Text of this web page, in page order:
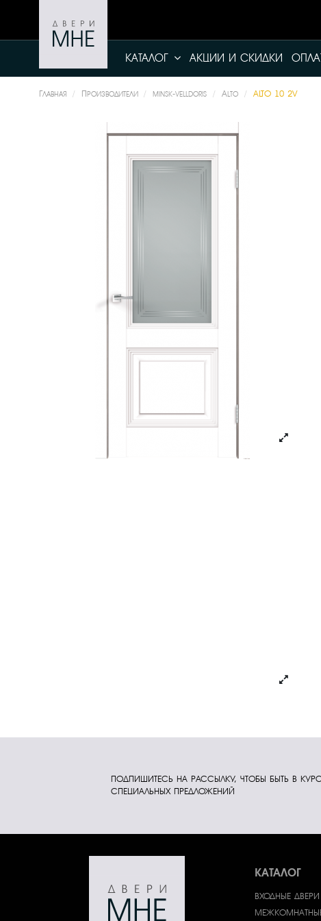
КАТАЛОГ АКЦИИ И СКИДКИ
Главная Производители minsk-velldoris Alto ALTO 10 2V
ПОДПИШИТЕСЬ НА РАССЫЛКУ, ЧТОБЫ БЫТЬ В
СПЕЦИАЛЬНЫХ ПРЕДЛОЖЕНИЙ
КАТАЛОГ
ВХОДНЫЕ ДВЕРИ